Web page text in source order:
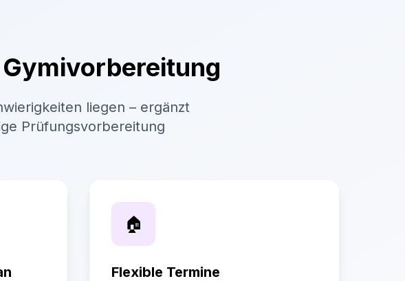
liegen – ergänzt
Prüfungsvorbereitung
🏠
Flexible Termine